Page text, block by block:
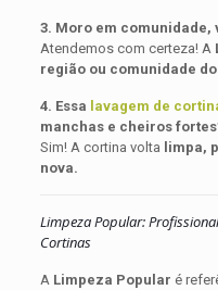
3. Moro em comunidade,
Atendemos com certeza! A
região ou comunidade do
4. Essa lavagem de
manchas e cheiros
Sim! A cortina volta limpa,
nova.
Limpeza Popular:
Cortinas
A Limpeza Popular é